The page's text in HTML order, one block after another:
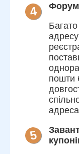
4
пошти
5